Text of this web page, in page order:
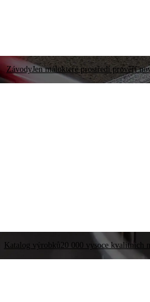
ZávodyJen málokteré prostředí prověří
Katalog výrobků20 000 vysoce kvalitních